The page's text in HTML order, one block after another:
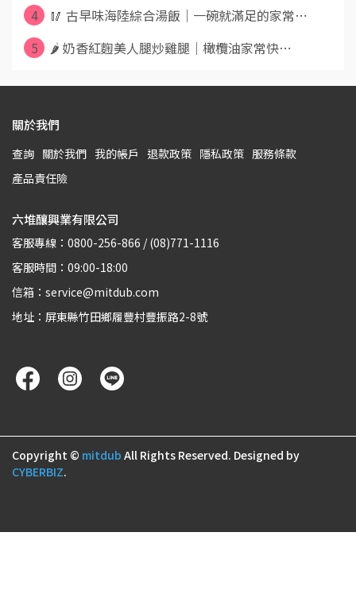
4
🥢 古早味海陸綜合湯飯｜一碗就滿足的家常⋯
5
🌶️ 奶香紅麴美人腿炒雞腿｜橄欖油家常快⋯
關於我們
查詢 關於我們 我的帳戶 退款政策 隱私政策 服務條款
產品責任險
六堆釀興業有限公司
客服專線：0800-256-866 / (08)771-1116
客服時間：09:00-18:00
信箱：service@mitdub.com
地址：屏東縣竹田鄉履豐村豐振路2-8號
Copyright © mitdub All Rights Reserved. Designed by
CYBERBIZ.